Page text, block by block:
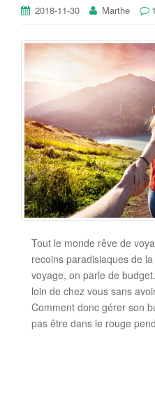
2018-11-30 Marthe
Tout le monde rêve de
recoins paradisiaques de
voyage, on parle de
loin de chez vous sans
Comment donc gérer son
pas être dans le rouge